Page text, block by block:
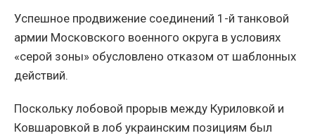
Успешное продвижение соединений 1-й танковой
армии Московского военного округа в условиях
«серой зоны» обусловлено отказом от шаблонных
действий.
Поскольку лобовой прорыв между Куриловкой и
Ковшаровкой в лоб украинским позициям был